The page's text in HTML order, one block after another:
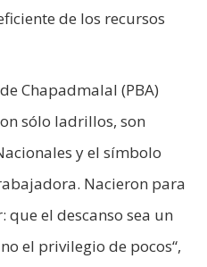
de los recursos
Chapadmalal (PBA)
sólo ladrillos, son
y el símbolo
Nacieron para
el descanso sea un
el privilegio de pocos“,